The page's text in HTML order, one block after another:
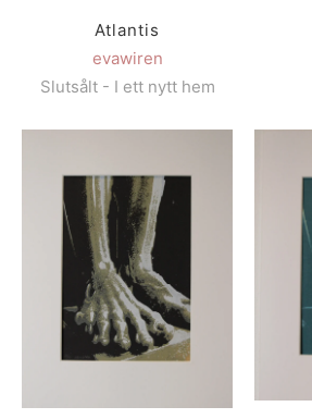
Atlantis
evawiren
Slutsålt - I ett nytt hem